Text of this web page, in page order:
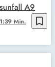
bookmark_border
Min.
A9